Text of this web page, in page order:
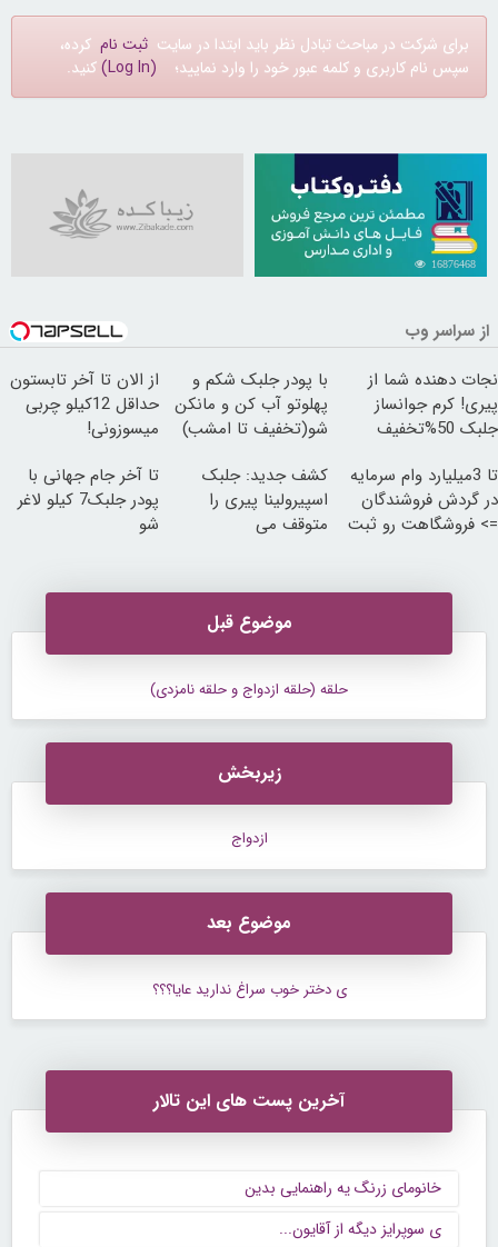
برای شرکت در مباحث تبادل نظر باید ابتدا در سایت ثبت نام کرده،
سپس نام کاربری و کلمه عبور خود را وارد نمایید؛ (Log In) کنید.
16876468
از سراسر وب
نجات دهنده شما از
پیری! کرم جوانساز
جلبک 50%تخفیف
با پودر جلبک شکم و
پهلوتو آب کن و مانکن
شو(تخفیف تا امشب)
از الان تا آخر تابستون
حداقل 12کیلو چربی
میسوزونی!
تا 3میلیارد وام سرمایه
در گردش فروشندگان
=> فروشگاهت رو ثبت
کشف جدید: جلبک
اسپیرولینا پیری را
متوقف می
تا آخر جام جهانی با
پودر جلبک7 کیلو لاغر
شو
موضوع قبل
حلقه (حلقه ازدواج و حلقه نامزدی)
زیربخش
ازدواج
موضوع بعد
ی دختر خوب سراغ ندارید عایا؟؟؟
آخرین پست های این تالار
خانومای زرنگ یه راهنمایی بدین
ی سوپرایز دیگه از آقایون...